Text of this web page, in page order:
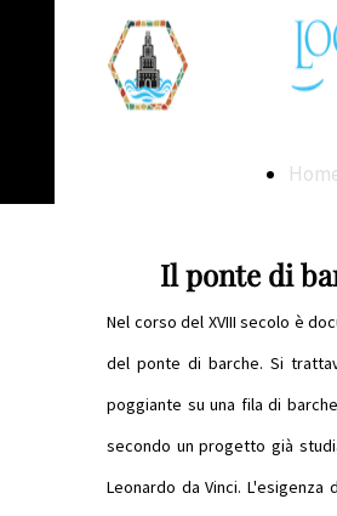
Il ponte di
Nel corso del XVIII secolo è
del ponte di barche. Si
poggiante su una fila di
secondo un progetto già
Leonardo da Vinci. L'esigenza